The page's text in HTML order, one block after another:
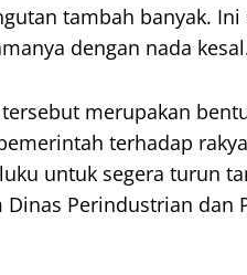
tambah banyak.
dengan nada
merupakan
terhadap
untuk segera turun
Perindustrian dan